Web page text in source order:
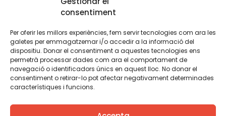
consentiment
Per oferir les millors experiències, fem servir tecnologies com ara les
galetes per emmagatzemar i/o accedir a la informació del
dispositiu. Donar el consentiment a aquestes tecnologies ens
permetrà processar dades com ara el comportament de
navegació o identificadors únics en aquest lloc. No donar el
consentiment o retirar-lo pot afectar negativament determinades
característiques i funcions.
TWT YTB IG FB IN
Aviso legalPolítica de cookies
Creemos que el conocimiento debe compartirse. Por eso